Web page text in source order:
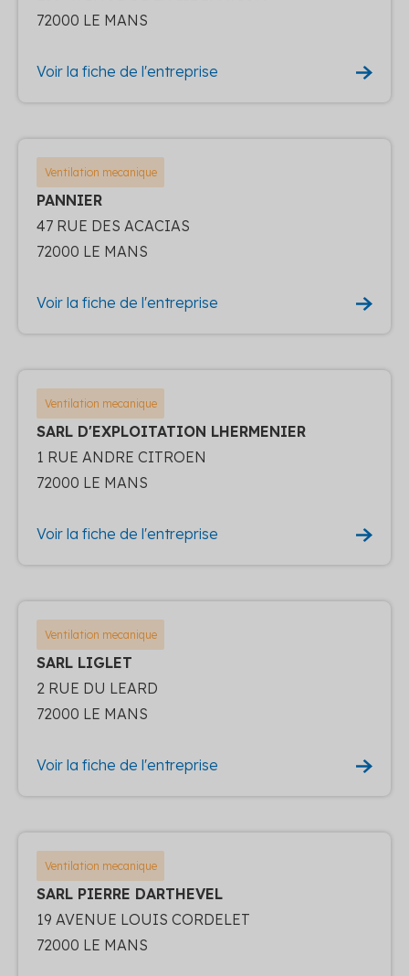
72000 LE MANS
Voir la fiche de l'entreprise
Ventilation mecanique
PANNIER
47 RUE DES ACACIAS
72000 LE MANS
Voir la fiche de l'entreprise
Ventilation mecanique
SARL D'EXPLOITATION LHERMENIER
1 RUE ANDRE CITROEN
72000 LE MANS
Voir la fiche de l'entreprise
Ventilation mecanique
SARL LIGLET
2 RUE DU LEARD
72000 LE MANS
Voir la fiche de l'entreprise
Ventilation mecanique
SARL PIERRE DARTHEVEL
19 AVENUE LOUIS CORDELET
72000 LE MANS